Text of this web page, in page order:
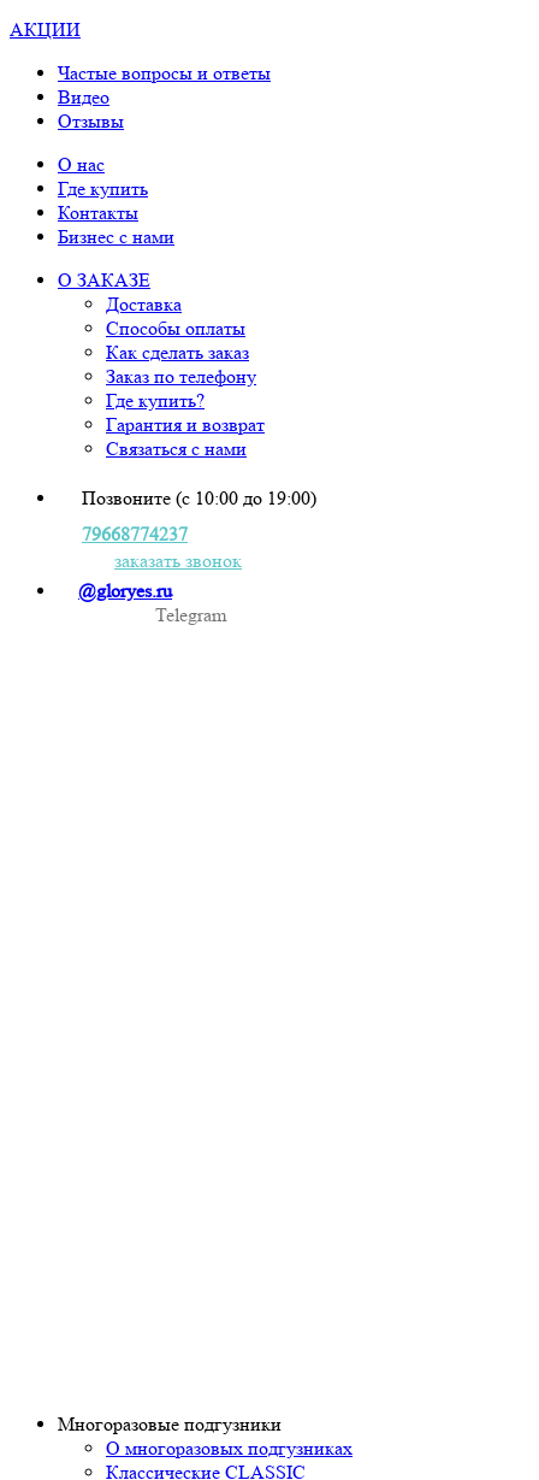
АКЦИИ
Частые вопросы и ответы
Видео
Отзывы
О нас
Где купить
Контакты
Бизнес с нами
О ЗАКАЗЕ
Доставка
Способы оплаты
Как сделать заказ
Заказ по телефону
Где купить?
Гарантия и возврат
Связаться с нами
Позвоните (с 10:00 до 19:00)
79668774237
заказать звонок
@gloryes.ru
Telegram
Многоразовые подгузники
О многоразовых подгузниках
Классические CLASSIC